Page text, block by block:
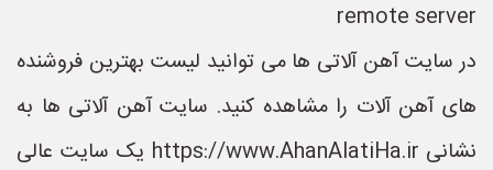
remote server
در سایت آهن آلاتی ها می توانید لیست بهترین فروشنده
های آهن آلات را مشاهده کنید. سایت آهن آلاتی ها به
نشانی https://www.AhanAlatiHa.ir یک سایت عالی